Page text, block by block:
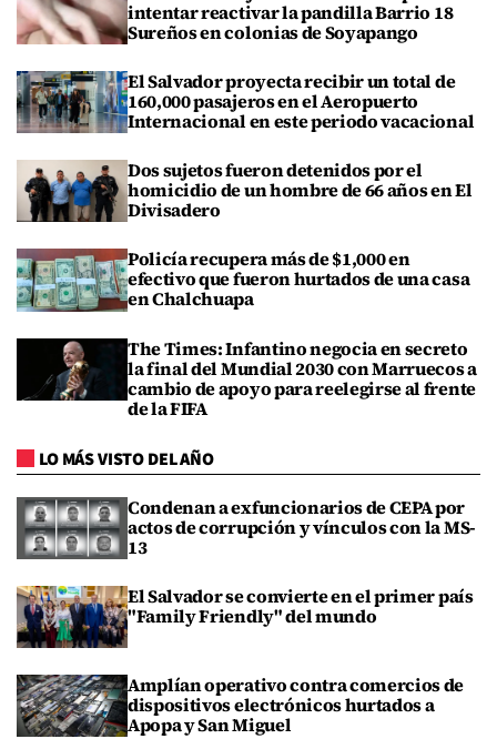
intentar reactivar la pandilla Barrio 18
Sureños en colonias de Soyapango
El Salvador proyecta recibir un total de
160,000 pasajeros en el Aeropuerto
Internacional en este periodo vacacional
Dos sujetos fueron detenidos por el
homicidio de un hombre de 66 años en El
Divisadero
Policía recupera más de $1,000 en
efectivo que fueron hurtados de una casa
en Chalchuapa
The Times: Infantino negocia en secreto
la final del Mundial 2030 con Marruecos a
cambio de apoyo para reelegirse al frente
de la FIFA
LO MÁS VISTO DEL AÑO
Condenan a exfuncionarios de CEPA por
actos de corrupción y vínculos con la MS-
13
El Salvador se convierte en el primer país
"Family Friendly" del mundo
Amplían operativo contra comercios de
dispositivos electrónicos hurtados a
Apopa y San Miguel